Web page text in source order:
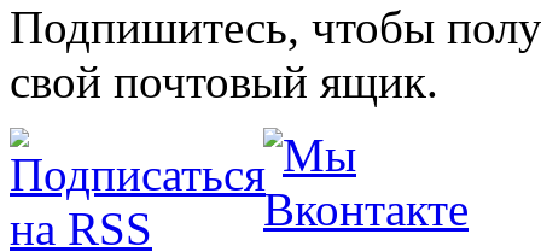
Подпишитесь, чтобы
свой почтовый ящик.